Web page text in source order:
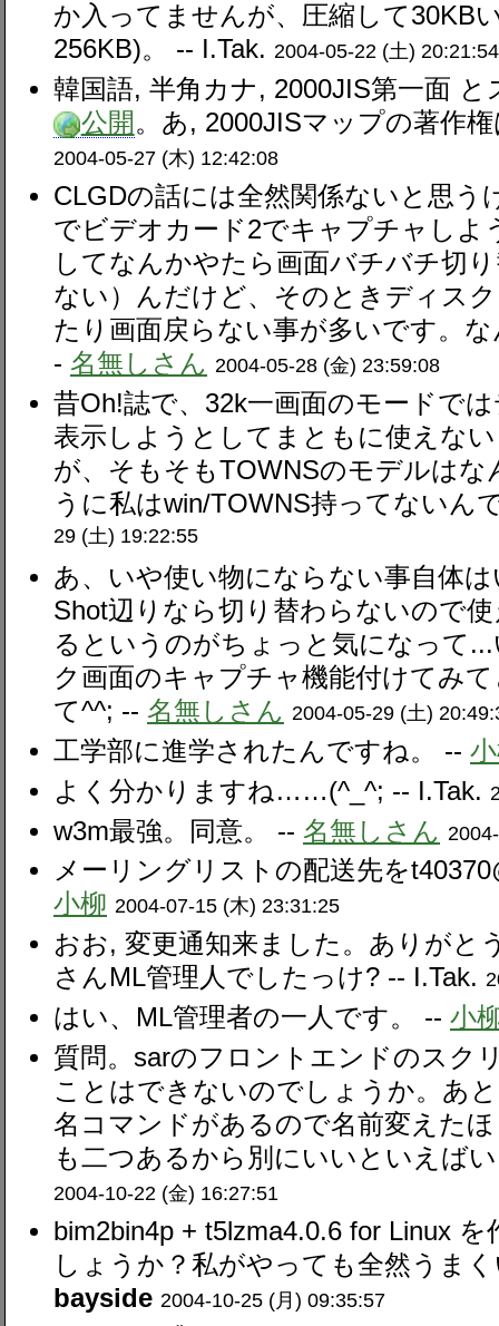
か入ってませんが、圧縮して30KB
256KB)。 --
I.Tak. 2004-05-22 (土) 20:21:54
韓国語, 半角カナ, 2000JIS第一面
公開。あ, 2000JISマップの著作
2004-05-27 (木) 12:42:08
CLGDの話には全然関係ないと思う
でビデオカード2でキャプチャしよ
してなんかやたら画面バチバチ切
ない）んだけど、そのときディス
たり画面戻らない事が多いです。
- 名無しさん 2004-05-28 (金) 23:59:08
昔Oh!誌で、32k一画面のモードで
表示しようとしてまともに使えな
が、そもそもTOWNSのモデルはな
うに私はwin/TOWNS持ってない
29 (土) 19:22:55
あ、いや使い物にならない事自体
Shot辺りなら切り替わらないので
るというのがちょっと気になって
ク画面のキャプチャ機能付けてみ
て^^; -- 名無しさん 2004-05-29 (土)
工学部に進学されたんですね。 --
よく分かりますね……(^_^; -- I.Tak.
w3m最強。同意。 -- 名無しさん
メーリングリストの配送先を
小柳 2004-07-15 (木) 23:31:25
おお, 変更通知来ました。ありが
さんML管理人でしたっけ? --
I.Tak.
はい、ML管理者の一人です。 -- 小
質問。sarのフロントエンドのスク
ことはできないのでしょうか。あ
名コマンドがあるので名前変えた
も二つあるから別にいいといえば
2004-10-22 (金) 16:27:51
bim2bin4p + t5lzma4.0.6 for Linux
しょうか？私がやっても全然うま
bayside 2004-10-25 (月) 09:35:57